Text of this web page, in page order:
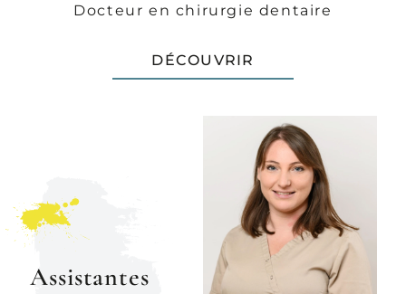
Docteur en chirurgie dentaire
DÉCOUVRIR
Assistantes